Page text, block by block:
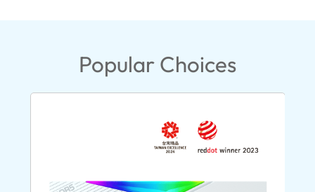
Popular Choices